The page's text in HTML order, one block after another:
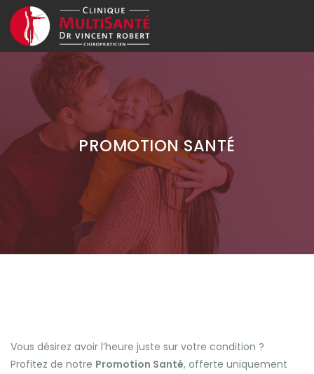
PROMOTION SANTÉ
Vous désirez avoir l’heure juste sur votre condition ?
Profitez de notre Promotion Santé, offerte uniquement